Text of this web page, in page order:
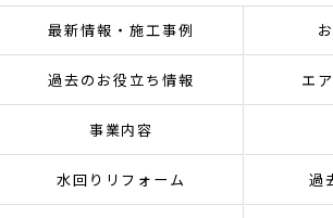
最新情報・施工事例
過去のお役立ち情報 エ
事業内容
水回りリフォーム 過